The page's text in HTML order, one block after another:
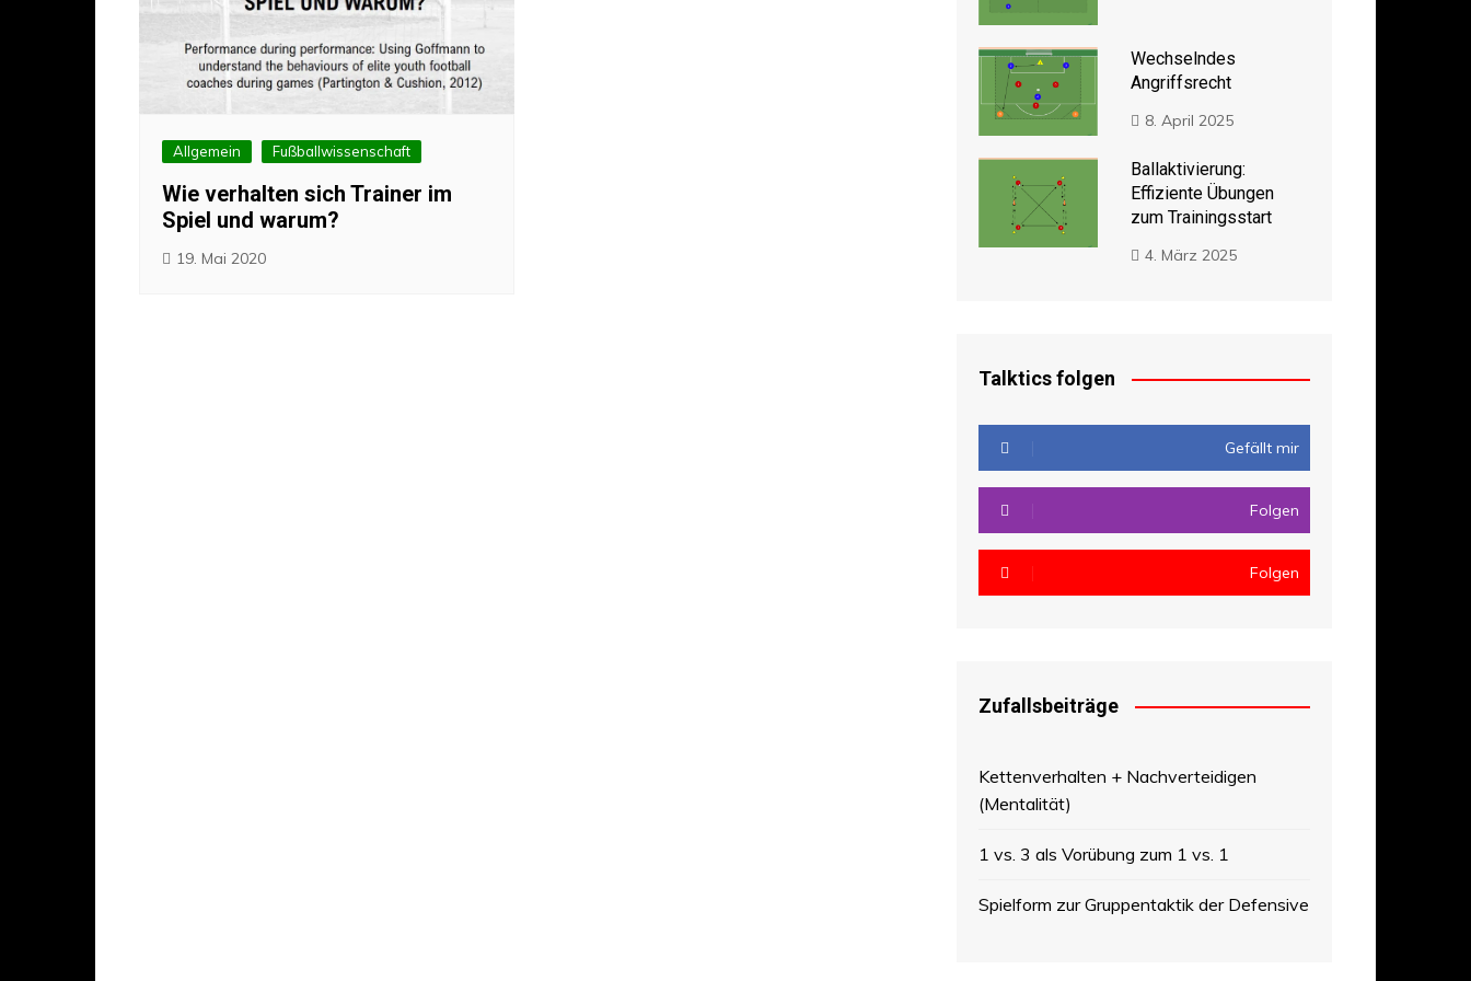
Torschuss
Allgemein Fußballwissenschaft
Wie verhalten sich Trainer im
Spiel und warum?
19. Mai 2020
Wechselndes
Angriffsrecht
8. April 2025
Ballaktivierung:
Effiziente Übungen
zum Trainingsstart
4. März 2025
Talktics folgen
Gefällt mir
Folgen
Folgen
Zufallsbeiträge
Kettenverhalten + Nachverteidigen
(Mentalität)
1 vs. 3 als Vorübung zum 1 vs. 1
Spielform zur Gruppentaktik der Defensive